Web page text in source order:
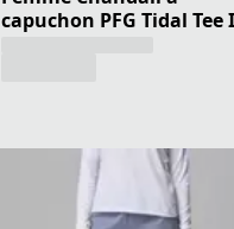
capuchon PFG Tidal Tee